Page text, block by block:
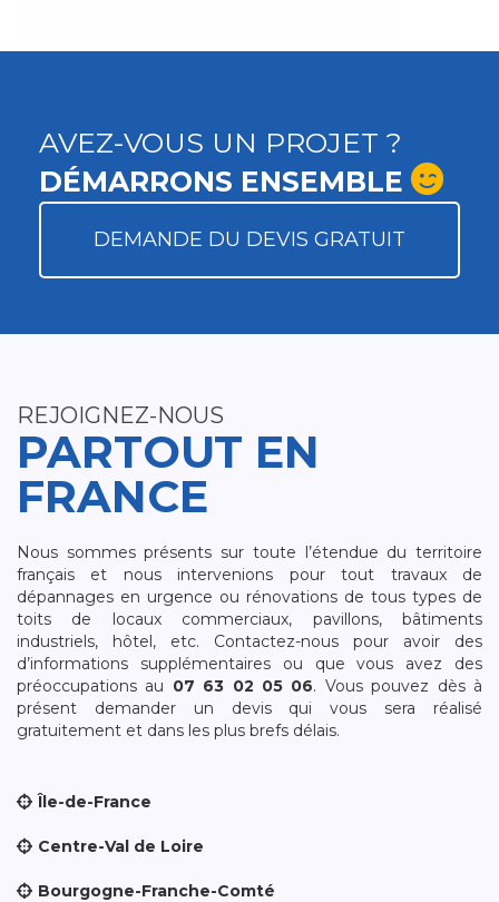
AVEZ-VOUS UN PROJET ?
DÉMARRONS ENSEMBLE
DEMANDE DU DEVIS GRATUIT
REJOIGNEZ-NOUS
PARTOUT EN
FRANCE
Nous sommes présents sur toute l’étendue du territoire
français et nous intervenions pour tout travaux de
dépannages en urgence ou rénovations de tous types de
toits de locaux commerciaux, pavillons, bâtiments
industriels, hôtel, etc. Contactez-nous pour avoir des
d’informations supplémentaires ou que vous avez des
préoccupations au 07 63 02 05 06. Vous pouvez dès à
présent demander un devis qui vous sera réalisé
gratuitement et dans les plus brefs délais.
Île-de-France
Centre-Val de Loire
Bourgogne-Franche-Comté